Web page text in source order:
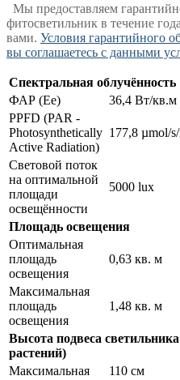
Мы предоставляем
фитосветильник в течение
вами. Условия гарантийного
вы соглашаетесь с данными
Спектральная облучённость
ФАР (Ee)
36,4 Вт/кв.м
PPFD (PAR -
Photosynthetically
Active Radiation)
177,8 µmol/
Световой поток
на оптимальной
площади
освещённости
5000 lux
Площадь освещения
Оптимальная
площадь
освещения
0,63 кв. м
Максимальная
площадь
освещения
1,48 кв. м
Высота подвеса
растений)
Максимальная
110 см